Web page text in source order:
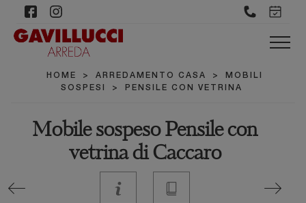
HOME > ARREDAMENTO CASA >
MOBILI
SOSPESI
> PENSILE CON VETRINA
Mobile sospeso Pensile con
vetrina di Caccaro